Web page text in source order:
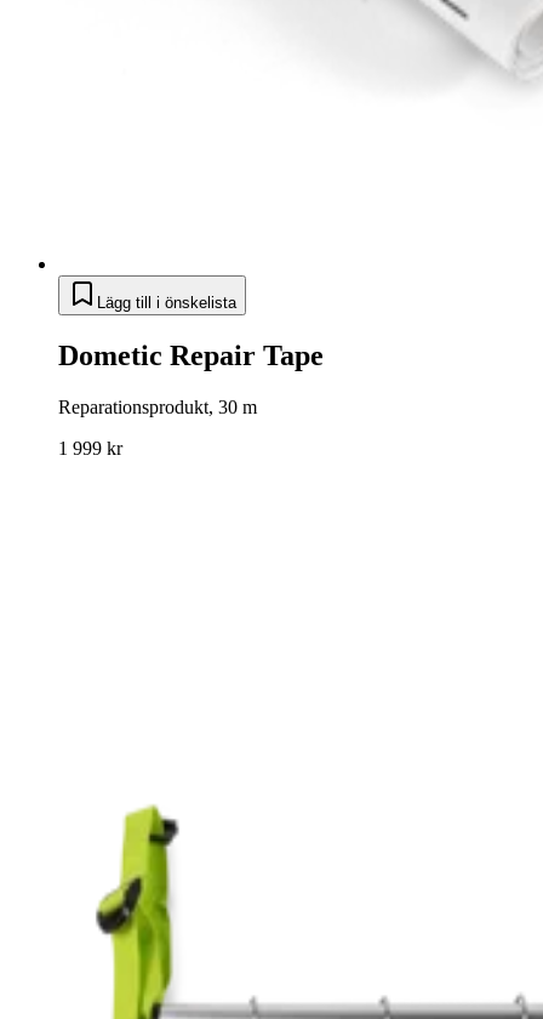
Lägg till i önskelista
Dometic Repair Tape
Reparationsprodukt, 30 m
1 999 kr